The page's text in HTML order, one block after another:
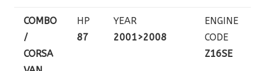
COMBO
/
CORSA
HP
87
YEAR
2001>2008
ENGINE
CODE
Z16SE